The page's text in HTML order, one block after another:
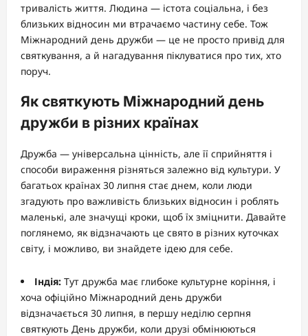
тривалість життя. Людина — істота соціальна, і без
близьких відносин ми втрачаємо частину себе. Тож
Міжнародний день дружби — це не просто привід для
святкування, а й нагадування піклуватися про тих, хто
поруч.
Як святкують Міжнародний день
дружби в різних країнах
Дружба — універсальна цінність, але її сприйняття і
способи вираження різняться залежно від культури. У
багатьох країнах 30 липня стає днем, коли люди
згадують про важливість близьких відносин і роблять
маленькі, але значущі кроки, щоб їх зміцнити. Давайте
поглянемо, як відзначають це свято в різних куточках
світу, і можливо, ви знайдете ідею для себе.
Індія: Тут дружба має глибоке культурне коріння, і
хоча офіційно Міжнародний день дружби
відзначається 30 липня, в першу неділю серпня
святкують День дружби, коли друзі обмінюються